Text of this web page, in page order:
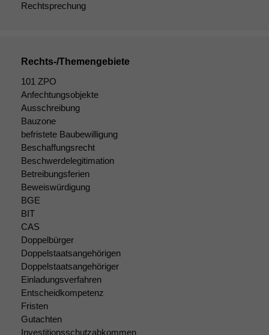
Rechtsprechung
Rechts-/Themengebiete
101 ZPO
Anfechtungsobjekte
Ausschreibung
Bauzone
befristete Baubewilligung
Beschaffungsrecht
Beschwerdelegitimation
Betreibungsferien
Beweiswürdigung
BGE
BIT
CAS
Doppelbürger
Doppelstaatsangehörigen
Doppelstaatsangehöriger
Einladungsverfahren
Entscheidkompetenz
Fristen
Gutachten
Investitionsschutzabkommen